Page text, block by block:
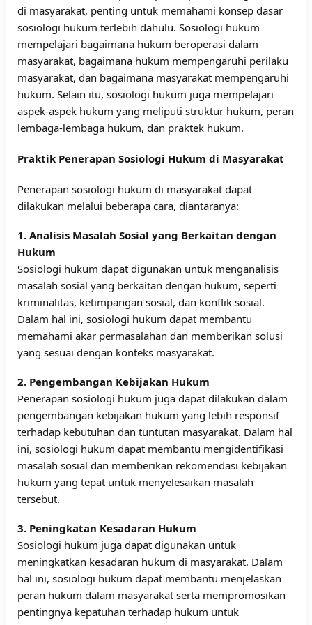
di masyarakat, penting untuk memahami konsep dasar
sosiologi hukum terlebih dahulu. Sosiologi hukum
mempelajari bagaimana hukum beroperasi dalam
masyarakat, bagaimana hukum mempengaruhi perilaku
masyarakat, dan bagaimana masyarakat mempengaruhi
hukum. Selain itu, sosiologi hukum juga mempelajari
aspek-aspek hukum yang meliputi struktur hukum, peran
lembaga-lembaga hukum, dan praktek hukum.
Praktik Penerapan Sosiologi Hukum di Masyarakat
Penerapan sosiologi hukum di masyarakat dapat
dilakukan melalui beberapa cara, diantaranya:
1. Analisis Masalah Sosial yang Berkaitan dengan
Hukum
Sosiologi hukum dapat digunakan untuk menganalisis
masalah sosial yang berkaitan dengan hukum, seperti
kriminalitas, ketimpangan sosial, dan konflik sosial.
Dalam hal ini, sosiologi hukum dapat membantu
memahami akar permasalahan dan memberikan solusi
yang sesuai dengan konteks masyarakat.
2. Pengembangan Kebijakan Hukum
Penerapan sosiologi hukum juga dapat dilakukan dalam
pengembangan kebijakan hukum yang lebih responsif
terhadap kebutuhan dan tuntutan masyarakat. Dalam hal
ini, sosiologi hukum dapat membantu mengidentifikasi
masalah sosial dan memberikan rekomendasi kebijakan
hukum yang tepat untuk menyelesaikan masalah
tersebut.
3. Peningkatan Kesadaran Hukum
Sosiologi hukum juga dapat digunakan untuk
meningkatkan kesadaran hukum di masyarakat. Dalam
hal ini, sosiologi hukum dapat membantu menjelaskan
peran hukum dalam masyarakat serta mempromosikan
pentingnya kepatuhan terhadap hukum untuk